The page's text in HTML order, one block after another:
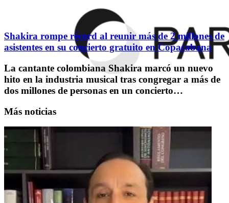
Shakira rompe récord al reunir más de 2 millones de
asistentes en su concierto gratuito en Copacabana
La cantante colombiana Shakira marcó un nuevo
hito en la industria musical tras congregar a más de
dos millones de personas en un concierto…
Más noticias